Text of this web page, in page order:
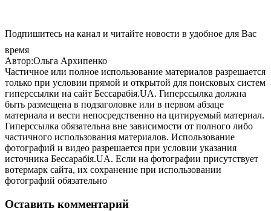
Подпишитесь на канал и читайте новости в удобное для Вас
время
Автор:Ольга Архипенко
Частичное или полное использование материалов разрешается
только при условии прямой и открытой для поисковых систем
гиперссылки на сайт Бессарабія.UA. Гиперссылка должна
быть размещена в подзаголовке или в первом абзаце
материала и вести непосредственно на цитируемый материал.
Гиперссылка обязательна вне зависимости от полного либо
частичного использования материалов. Использование
фотографий и видео разрешается при условии указания
источника Бессарабія.UA. Если на фотографии присутствует
вотермарк сайта, их сохранение при использовании
фотографий обязательно
Оставить комментарий